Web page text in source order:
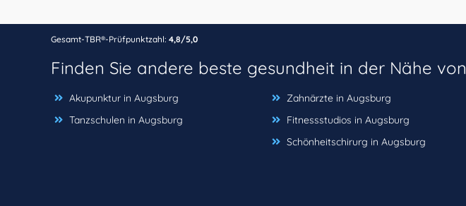
Gesamt-TBR®-Prüfpunktzahl: 4,8/5,0
Finden Sie andere beste gesundheit in der Nähe von
Akupunktur in Augsburg
Tanzschulen in Augsburg
Zahnärzte in Augsburg
Fitnessstudios in Augsburg
Schönheitschirurg in Augsburg